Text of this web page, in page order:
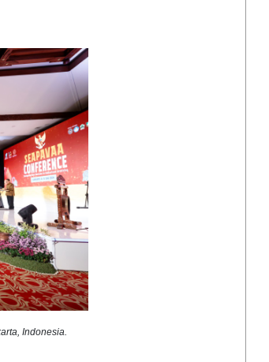
Indonesia.